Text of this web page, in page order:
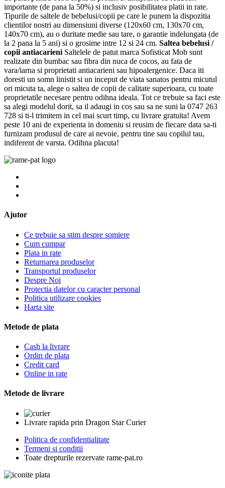
importante (de pana la 50%) si inclusiv posibilitatea platii in rate.
Tipurile de saltele de bebelusi/copii pe care le punem la dispozitia
clientilor nostri au dimensiuni diverse (120x60 cm, 130x70 cm,
140x70 cm), au o duritate medie sau tare, o garantie indelungata (de
la 2 pana la 5 ani) si o grosime intre 12 si 24 cm. Saltea bebelusi /
copii antiacarieni Saltelele de patut marca Sofisticat Mob sunt
realizate din bumbac sau fibra din nuca de cocos, au fata de
vara/iarna si proprietati antiacarieni sau hipoalergenice. Daca iti
doresti un somn linistit si un inceput de viata sanatos pentru micutul
ori micuta ta, alege o saltea de copii de calitate superioara, cu toate
proprietatile necesare pentru odihna ideala. Tot ce trebuie sa faci este
sa alegi modelul dorit, sa il adaugi in cos sau sa ne suni la 0747 263
728 si ti-l trimitem in cel mai scurt timp, cu livrare gratuita! Avem
peste 10 ani de experienta in domeniu si reusim de fiecare data sa-ti
furnizam produsul de care ai nevoie, pentru tine sau copilul tau,
indiferent de varsta. Odihna placuta!
Ajutor
Ce trebuie sa stim despre somiere
Cum cumpar
Plata in rate
Returnarea produselor
Transportul produselor
Despre Noi
Protectia datelor cu caracter personal
Politica utilizare cookies
Harta site
Metode de plata
Cash la livrare
Ordin de plata
Credit card
Online in rate
Metode de livrare
Livrare rapida prin Dragon Star Curier
Politica de confidentialitate
Termeni si conditii
Toate drepturile rezervate rame-pat.ro